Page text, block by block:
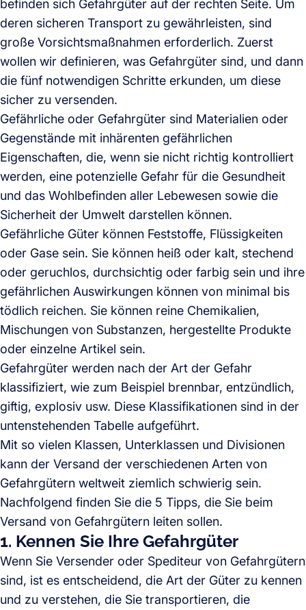
befinden sich Gefahrgüter auf der rechten Seite. Um
deren sicheren Transport zu gewährleisten, sind
große Vorsichtsmaßnahmen erforderlich. Zuerst
wollen wir definieren, was Gefahrgüter sind, und dann
die fünf notwendigen Schritte erkunden, um diese
sicher zu versenden.
Gefährliche oder Gefahrgüter sind Materialien oder
Gegenstände mit inhärenten gefährlichen
Eigenschaften, die, wenn sie nicht richtig kontrolliert
werden, eine potenzielle Gefahr für die Gesundheit
und das Wohlbefinden aller Lebewesen sowie die
Sicherheit der Umwelt darstellen können.
Gefährliche Güter können Feststoffe, Flüssigkeiten
oder Gase sein. Sie können heiß oder kalt, stechend
oder geruchlos, durchsichtig oder farbig sein und ihre
gefährlichen Auswirkungen können von minimal bis
tödlich reichen. Sie können reine Chemikalien,
Mischungen von Substanzen, hergestellte Produkte
oder einzelne Artikel sein.
Gefahrgüter werden nach der Art der Gefahr
klassifiziert, wie zum Beispiel brennbar, entzündlich,
giftig, explosiv usw. Diese Klassifikationen sind in der
untenstehenden Tabelle aufgeführt.
Mit so vielen Klassen, Unterklassen und Divisionen
kann der Versand der verschiedenen Arten von
Gefahrgütern weltweit ziemlich schwierig sein.
Nachfolgend finden Sie die 5 Tipps, die Sie beim
Versand von Gefahrgütern leiten sollen.
1. Kennen Sie Ihre Gefahrgüter
Wenn Sie Versender oder Spediteur von Gefahrgütern
sind, ist es entscheidend, die Art der Güter zu kennen
und zu verstehen, die Sie transportieren, die